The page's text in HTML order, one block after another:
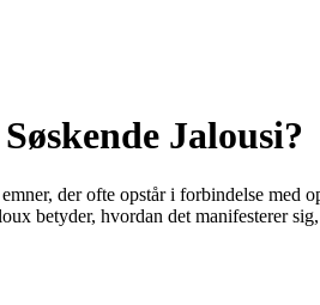
Jalousi?
der ofte opstår i forbindelse med
betyder, hvordan det manifesterer